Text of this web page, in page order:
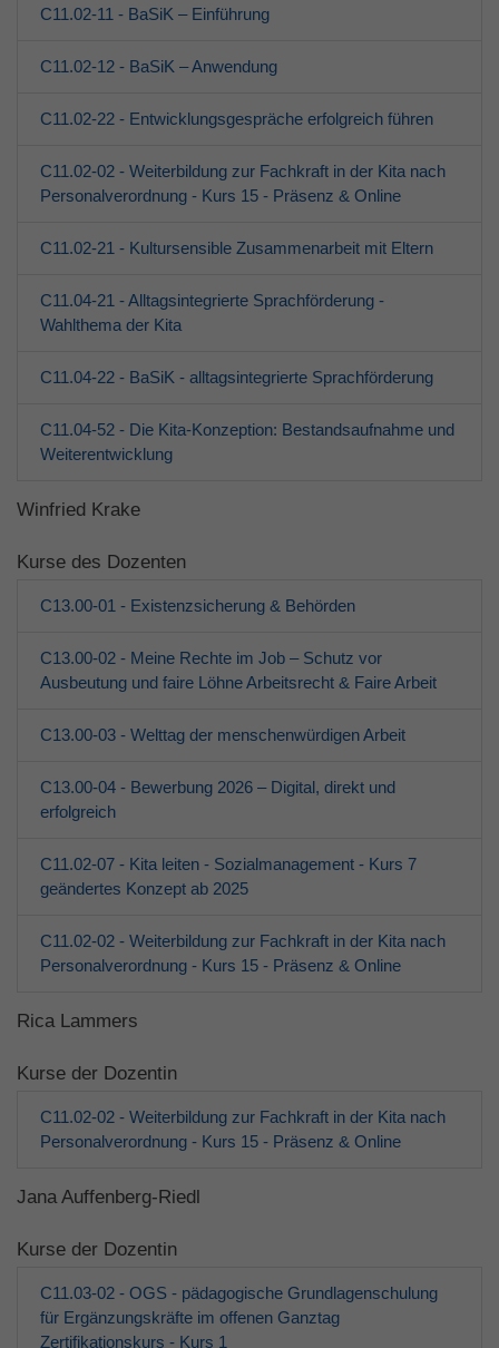
C11.02-11 - BaSiK – Einführung
C11.02-12 - BaSiK – Anwendung
C11.02-22 - Entwicklungsgespräche erfolgreich führen
C11.02-02 - Weiterbildung zur Fachkraft in der Kita nach
Personalverordnung - Kurs 15 - Präsenz & Online
C11.02-21 - Kultursensible Zusammenarbeit mit Eltern
C11.04-21 - Alltagsintegrierte Sprachförderung -
Wahlthema der Kita
C11.04-22 - BaSiK - alltagsintegrierte Sprachförderung
C11.04-52 - Die Kita-Konzeption: Bestandsaufnahme und
Weiterentwicklung
Winfried Krake
Kurse des Dozenten
C13.00-01 - Existenzsicherung & Behörden
C13.00-02 - Meine Rechte im Job – Schutz vor
Ausbeutung und faire Löhne Arbeitsrecht & Faire Arbeit
C13.00-03 - Welttag der menschenwürdigen Arbeit
C13.00-04 - Bewerbung 2026 – Digital, direkt und
erfolgreich
C11.02-07 - Kita leiten - Sozialmanagement - Kurs 7
geändertes Konzept ab 2025
C11.02-02 - Weiterbildung zur Fachkraft in der Kita nach
Personalverordnung - Kurs 15 - Präsenz & Online
Rica Lammers
Kurse der Dozentin
C11.02-02 - Weiterbildung zur Fachkraft in der Kita nach
Personalverordnung - Kurs 15 - Präsenz & Online
Jana Auffenberg-Riedl
Kurse der Dozentin
C11.03-02 - OGS - pädagogische Grundlagenschulung
für Ergänzungskräfte im offenen Ganztag
Zertifikationskurs - Kurs 1